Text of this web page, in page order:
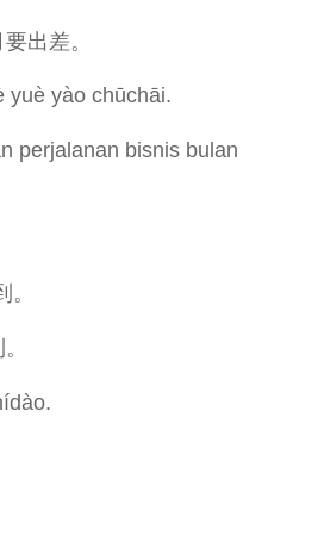
出差。
yào chūchāi.
perjalanan bisnis bulan